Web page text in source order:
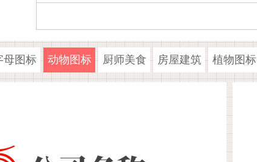
母图标 动物图标 厨师美食 房屋建筑 植物图标